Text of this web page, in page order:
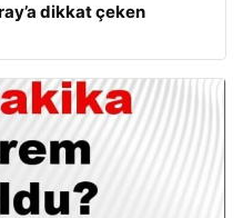
dikkat çeken